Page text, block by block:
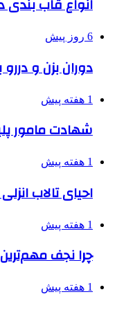
انواع قاب
6 روز پیش
دوران بزن و
1 هفته پیش
شهادت مامور
1 هفته پیش
احیای تالاب
1 هفته پیش
چرا نجف
1 هفته پیش